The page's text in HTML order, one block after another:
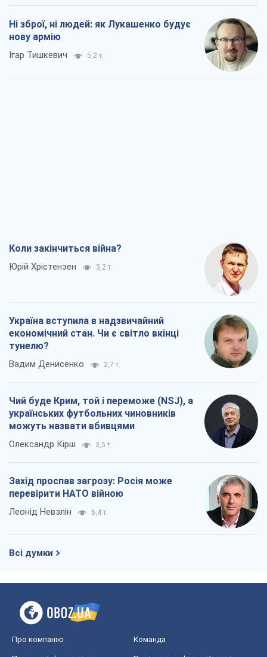
Ні зброї, ні людей: як Лукашенко будує
нову армію
Ігар Тишкевич 5,2 т.
Коли закінчиться війна?
Юрій Хрістензен 3,2 т.
Україна вступила в надзвичайний
економічний стан. Чи є світло вкінці
тунелю?
Вадим Денисенко 2,7 т.
Чий буде Крим, той і переможе (NSJ), а
українських футбольних чиновників
можуть назвати вбивцями
Олександр Кірш 3,5 т.
Захід проспав загрозу: Росія може
перевірити НАТО війною
Леонід Невзлін 6,4 т.
Всі думки
Про компанію Команда